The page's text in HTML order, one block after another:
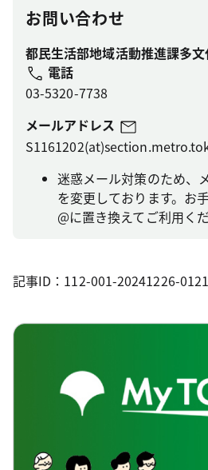
お問い合わせ
都民生活部地域活動推進課多
電話
03-5320-7738
メールアドレス
迷惑メール対策のため、
を変更しております。お
@に置き換えてご利用くだ
記事ID：112-001-20241226-